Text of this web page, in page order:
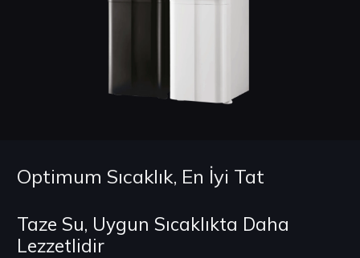
Optimum Sıcaklık, En İyi Tat
Taze Su, Uygun Sıcaklıkta Daha
Lezzetlidir